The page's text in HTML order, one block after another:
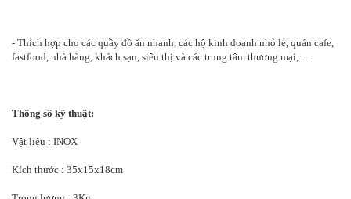
- Thích hợp cho các quầy đồ ăn nhanh, các hộ kinh doanh nhỏ lẻ, quán cafe,
fastfood, nhà hàng, khách sạn, siêu thị và các trung tâm thương mại, ....
Thông số kỹ thuật:
Vật liệu : INOX
Kích thước : 35x15x18cm